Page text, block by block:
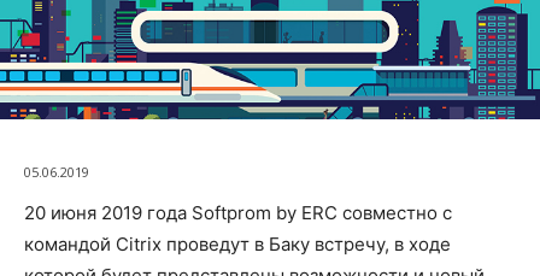
05.06.2019
20 июня 2019 года Softprom by ERC совместно с
командой Citrix проведут в Баку встречу, в ходе